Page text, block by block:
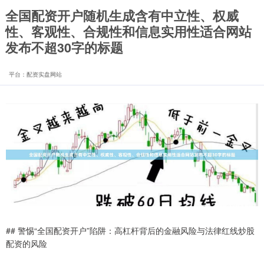
全国配资开户随机生成含有中立性、权威
性、客观性、合规性和信息实用性适合网站
发布不超30字的标题
平台：配资实盘网站
## 警惕“全国配资开户”陷阱：高杠杆背后的金融风险与法律红线炒股
配资的风险